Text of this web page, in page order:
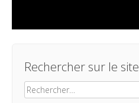
Rechercher sur le site
Rechercher :